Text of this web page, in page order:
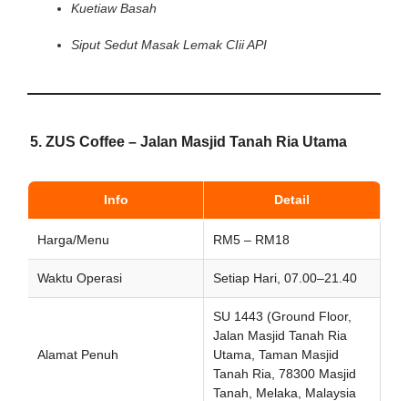
Kuetiaw Basah
Siput Sedut Masak Lemak CIii API
5. ZUS Coffee – Jalan Masjid Tanah Ria Utama
Info Detail
Harga/Menu RM5 – RM18
Waktu Operasi Setiap Hari, 07.00–21.40
Alamat Penuh
SU 1443 (Ground Floor,
Jalan Masjid Tanah Ria
Utama, Taman Masjid
Tanah Ria, 78300 Masjid
Tanah, Melaka, Malaysia